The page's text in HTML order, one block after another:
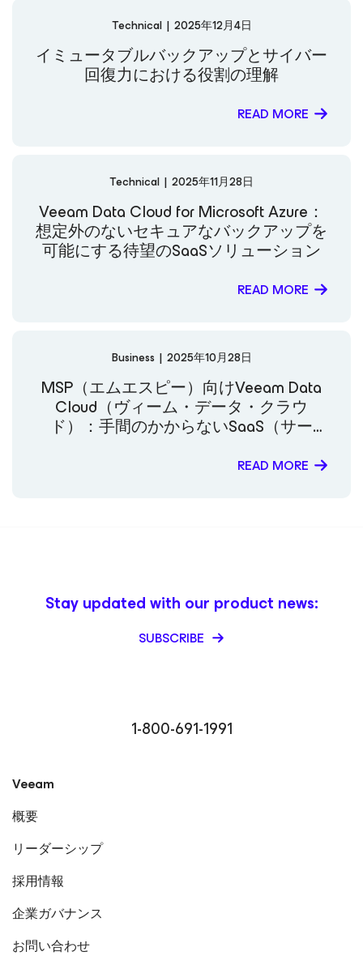
Technical | 2025年12月4日
イミュータブルバックアップとサイバー
回復力における役割の理解
READ MORE
Technical | 2025年11月28日
Veeam Data Cloud for Microsoft Azure：
想定外のないセキュアなバックアップを
可能にする待望のSaaSソリューション
READ MORE
Business | 2025年10月28日
MSP（エムエスピー）向けVeeam Data
Cloud（ヴィーム・データ・クラウ
ド）：手間のかからないSaaS（サー
MSP（エムエスピー）の成功をシンプル
READ MORE
1-800-691-1991
Stay updated with our product news:
SUBSCRIBE
Veeam
概要
リーダーシップ
採用情報
企業ガバナンス
お問い合わせ